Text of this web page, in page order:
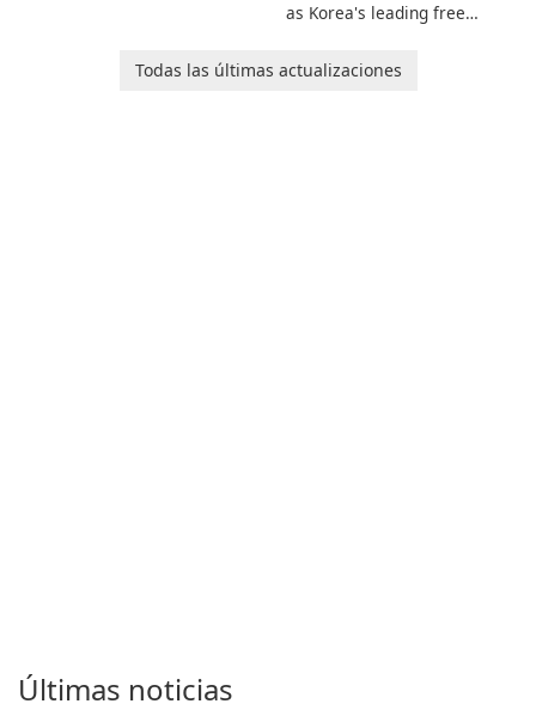
Ollie, on an adventurous
as Korea's leading free
baby tracking, offering
Todas las últimas actualizaciones
Últimas noticias